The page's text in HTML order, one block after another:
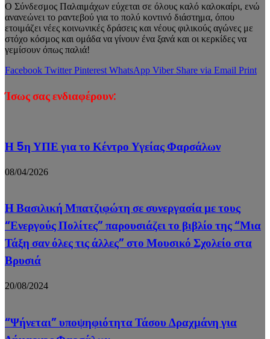
Ο Σύνδεσμος Παλαιμάχων εύχεται σε όλους καλό καλοκαίρι, ενώ
ανανεώνει το ραντεβού για το πολύ κοντινό διάστημα, όπου
ετοιμάζει νέες κοινωνικές δράσεις και νέους φιλικούς αγώνες με
στόχο κόσμος και ομάδα να γίνουν ένα ξανά και οι κερκίδες να
γεμίσουν όπως παλιά!
Facebook Twitter Pinterest WhatsApp Viber Share via Email Print
Ίσως σας ενδιαφέρουν:
Η 5η ΥΠΕ για το Κέντρο Υγείας Φαρσάλων
08/04/2026
Η Βασιλική Μπατζιφώτη σε συνεργασία με τους
“Ενεργούς Πολίτες” παρουσιάζει το βιβλίο της “Μια
Τάξη σαν όλες τις άλλες” στο Μουσικό Σχολείο στα
Βρυσιά
20/08/2024
“Ψήνεται” υποψηφιότητα Τάσου Δραχμάνη για